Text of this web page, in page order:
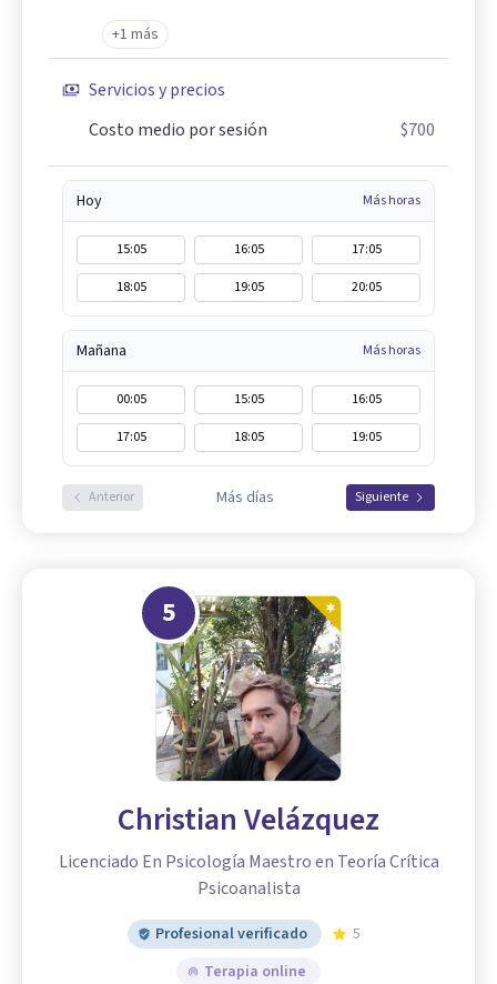
+1 más
Servicios y precios
Costo medio por sesión
$700
Hoy Más horas
15:05 16:05
17:05
18:05
19:05 20:05
Mañana Más horas
00:05 15:05
16:05
17:05
18:05 19:05
Anterior Más días Siguiente
5
Christian Velázquez
Licenciado En Psicología Maestro en Teoría Crítica
Psicoanalista
Profesional verificado
5
Terapia online